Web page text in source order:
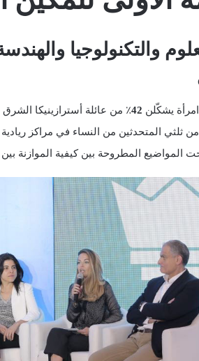
والتكنولوجيا
امرأة يشكّلن 42٪ من عائلة أسترازينيكا الشرق
من ثلثي المتحدثين من النساء في مراكز ريادية
المواضيع المطروحة بين كيفية الموازنة